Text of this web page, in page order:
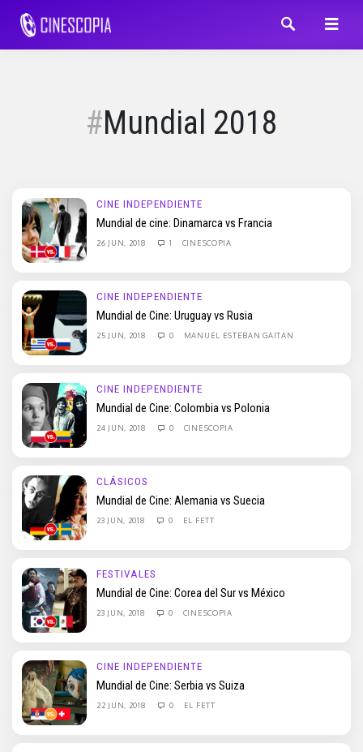
Mundial 2018
CINE INDEPENDIENTE
Mundial de cine: Dinamarca vs Francia
26 JUN, 2018 1 CINESCOPIA
CINE INDEPENDIENTE
Mundial de Cine: Uruguay vs Rusia
25 JUN, 2018 0 MANUEL ESTEBAN GAITAN
CINE INDEPENDIENTE
Mundial de Cine: Colombia vs Polonia
24 JUN, 2018 0 CINESCOPIA
CLÁSICOS
Mundial de Cine: Alemania vs Suecia
23 JUN, 2018 0 EL FETT
FESTIVALES
Mundial de Cine: Corea del Sur vs México
23 JUN, 2018 0 CINESCOPIA
CINE INDEPENDIENTE
Mundial de Cine: Serbia vs Suiza
22 JUN, 2018 0 EL FETT